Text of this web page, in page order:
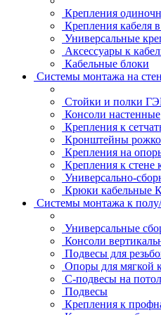
Крепления
Крепления кабеля
Универсальные
Аксессуары к
Кабельные блоки
Системы монтажа на
Стойки и полки
Консоли настенные
Крепления к
Кронштейны
Крепления на
Крепления к стене
Универсально-
Крюки кабельные
Системы монтажа к
Универсальные
Консоли
Подвесы для
Опоры для мягкой
С-подвесы на
Подвесы
Крепления к